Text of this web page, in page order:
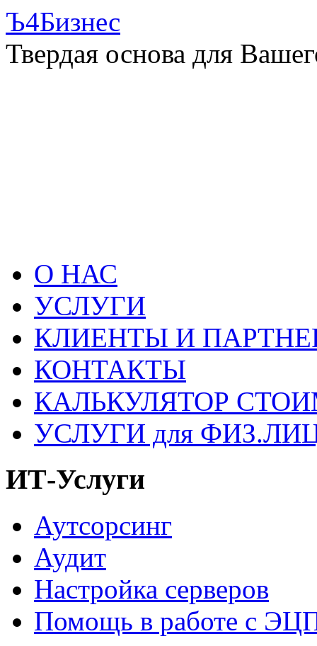
Ъ4Бизнес
Твердая основа для
О НАС
УСЛУГИ
КЛИЕНТЫ И
КОНТАКТЫ
КАЛЬКУЛЯТОР
УСЛУГИ для
ИТ-Услуги
Аутсорсинг
Аудит
Настройка серверов
Помощь в работе с